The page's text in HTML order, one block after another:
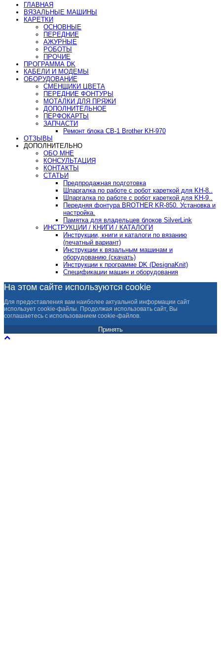
ГЛАВНАЯ
ВЯЗАЛЬНЫЕ МАШИНЫ
КАРЕТКИ
ОСНОВНЫЕ
ПЕРЕДНИЕ
АЖУРНЫЕ
РОБОТЫ
ПРОЧИЕ
ПРОГРАММА DK
КАБЕЛИ И МОДЕМЫ
ОБОРУДОВАНИЕ
СМЕНЩИКИ ЦВЕТА
ПЕРЕДНИЕ ФОНТУРЫ
МОТАЛКИ ДЛЯ ПРЯЖИ
ДОПОЛНИТЕЛЬНОЕ
ПЕРФОКАРТЫ
ЗАПЧАСТИ
Ремонт блока CB-1 Brother KH-970
ОТЗЫВЫ
ДОПОЛНИТЕЛЬНО
ОБО МНЕ
КОНСУЛЬТАЦИЯ
КОНТАКТЫ
СТАТЬИ
Предпродажная подготовка
Шпаргалка по работе с робот кареткой для KH-8..
Шпаргалка по работе с робот кареткой для KH-9..
Передняя фонтура BROTHER KR-850. Установка и
настройка.
Памятка для владельцев блоков SilverLink
ИНСТРУКЦИИ / КНИГИ / КАТАЛОГИ
Инструкции, книги и каталоги по вязанию
(печатный вариант)
Инструкции к вязальным машинам и
оборудованию (скачать)
Инструкции к программе DK (DesignaKnit)
Спецификации машин и оборудования
На этом сайте используются cookie
Для предоставления вам наиболее актуальной информации сайт
использует cookie-файлы. Продолжая использовать сайт, Вы
соглашаетесь с использованием cookie-файлов.
Принять